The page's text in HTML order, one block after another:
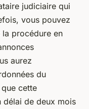
judiciaire qui
vous pouvez
procédure en
aurez
du
cette
délai de deux mois